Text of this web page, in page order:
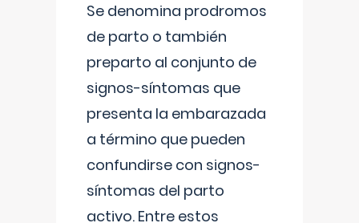
Se denomina prodromos
de parto o también
preparto al conjunto de
signos-síntomas que
presenta la embarazada
a término que pueden
confundirse con signos-
síntomas del parto
activo. Entre estos